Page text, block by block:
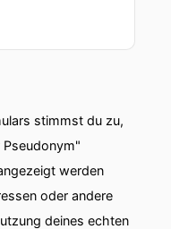
werden bestimmt
Leben einer
stimmst du zu,
werden
oder andere
deines echten